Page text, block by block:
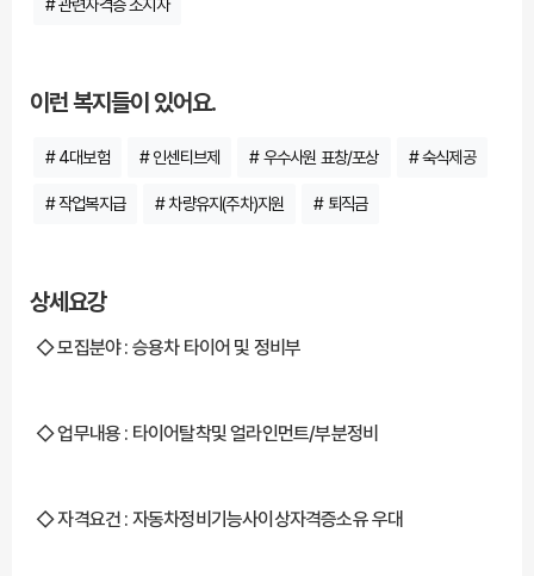
# 관련자격증 소지자
이런 복지들이 있어요.
# 4대보험 # 인센티브제 # 우수사원 표창/포상 # 숙식제공
# 작업복지급 # 차량유지(주차)지원 # 퇴직금
상세요강
◇ 모집분야 : 승용차 타이어 및 정비부
◇ 업무내용 : 타이어탈착및 얼라인먼트/부분정비
◇ 자격요건 : 자동차정비기능사이상자격증소유 우대